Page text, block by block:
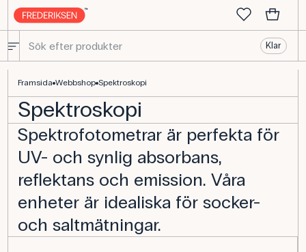
Klar
Framsida Webbshop Spektroskopi
Spektroskopi
Spektrofotometrar är perfekta för
UV- och synlig absorbans,
reflektans och emission. Våra
enheter är idealiska för socker-
och saltmätningar.